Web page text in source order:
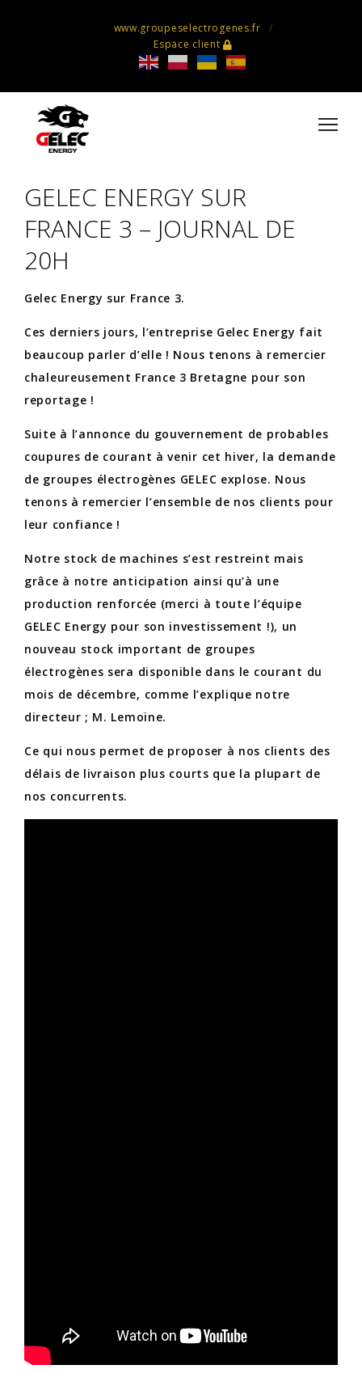
www.groupeselectrogenes.fr
Espace client
GELEC ENERGY SUR
FRANCE 3 – JOURNAL DE
20H
Gelec Energy sur France 3.
Ces derniers jours, l’entreprise Gelec Energy fait
beaucoup parler d’elle ! Nous tenons à remercier
chaleureusement France 3 Bretagne pour son
reportage !
Suite à l’annonce du gouvernement de probables
coupures de courant à venir cet hiver, la demande
de groupes électrogènes GELEC explose. Nous
tenons à remercier l’ensemble de nos clients pour
leur confiance !
Notre stock de machines s’est restreint mais
grâce à notre anticipation ainsi qu’à une
production renforcée (merci à toute l’équipe
GELEC Energy pour son investissement !), un
nouveau stock important de groupes
électrogènes sera disponible dans le courant du
mois de décembre, comme l’explique notre
directeur ; M. Lemoine.
Ce qui nous permet de proposer à nos clients des
délais de livraison plus courts que la plupart de
nos concurrents.